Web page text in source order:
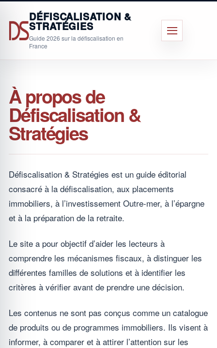
contenu
principal
DÉFISCALISATION &
STRATÉGIES
Guide 2026 sur la défiscalisation en
France
Menu
À propos de
Défiscalisation &
Stratégies
Défiscalisation & Stratégies est un guide éditorial
consacré à la défiscalisation, aux placements
immobiliers, à l’investissement Outre-mer, à l’épargne
et à la préparation de la retraite.
Le site a pour objectif d’aider les lecteurs à
comprendre les mécanismes fiscaux, à distinguer les
différentes familles de solutions et à identifier les
critères à vérifier avant de prendre une décision.
Les contenus ne sont pas conçus comme un catalogue
de produits ou de programmes immobiliers. Ils visent à
informer, à comparer et à attirer l’attention sur les